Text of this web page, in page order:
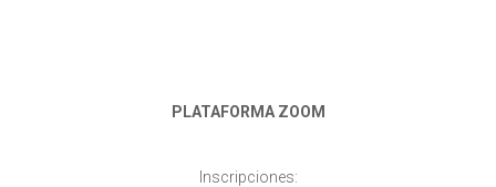
PLATAFORMA ZOOM
Inscripciones: